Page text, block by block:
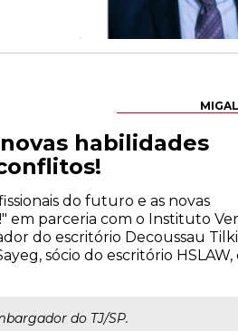
habilidades
do futuro e as novas
em parceria com o Instituto
do escritório Decoussau
sócio do escritório HSLAW,
do TJ/SP.